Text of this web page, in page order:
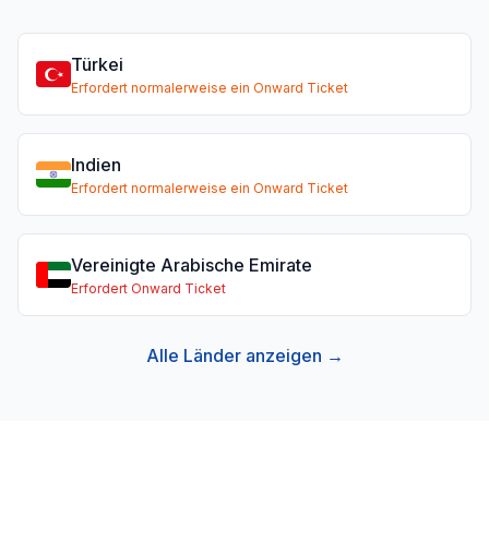
Türkei
Erfordert normalerweise ein Onward Ticket
Indien
Erfordert normalerweise ein Onward Ticket
Vereinigte Arabische Emirate
Erfordert Onward Ticket
Alle Länder anzeigen →